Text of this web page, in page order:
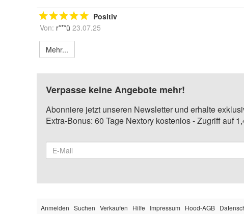
Positiv
Von: r***ü 23.07.25
Mehr...
Verpasse keine Angebote mehr!
Abonniere jetzt unseren Newsletter und erhalte
Extra-Bonus: 60 Tage Nextory kostenlos - Zugriff auf
Anmelden Suchen Verkaufen Hilfe Impressum Hood-AGB